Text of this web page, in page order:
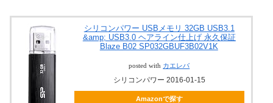
シリコンパワー USBメモリ 32GB USB3.1
&amp; USB3.0 ヘアライン仕上げ 永久保証
Blaze B02 SP032GBUF3B02V1K
posted with カエレバ
シリコンパワー 2016-01-15
Amazonで探す